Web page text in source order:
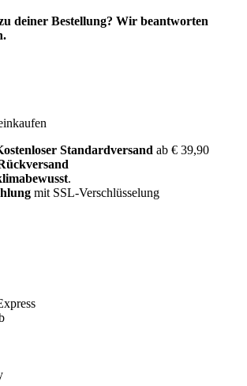
deiner Bestellung? Wir beantworten
Standardversand ab € 39,90
.
mit SSL-Verschlüsselung